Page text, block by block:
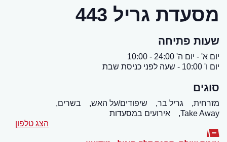
מסעדת גריל 443
שעות פתיחה
יום א' - יום ה' 24:00 - 10:00
יום ו' 10:00 - שעה לפני כניסת שבת
סוגים
מזרחית, גריל בר, שיפודים/על האש,
בשרים,
Take Away,
אירועים במסעדות
הצג טלפון